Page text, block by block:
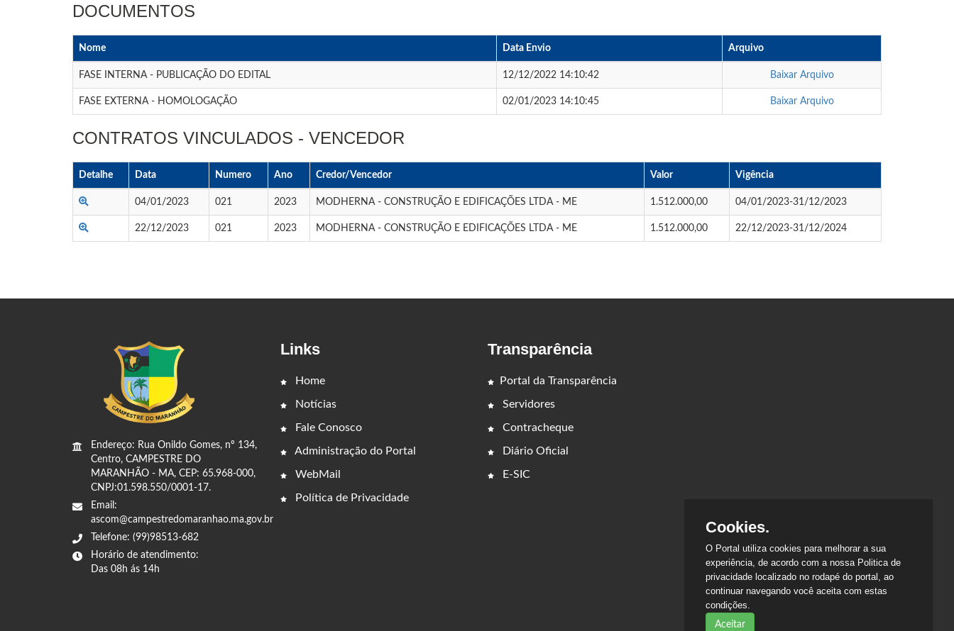
DOCUMENTOS
Nome Data Envio Arquivo
FASE INTERNA - PUBLICAÇÃO DO EDITAL 12/12/2022 14:10:42 Baixar Arquivo
FASE EXTERNA - HOMOLOGAÇÃO 02/01/2023 14:10:45 Baixar Arquivo
CONTRATOS VINCULADOS - VENCEDOR
Detalhe Data Numero Ano Credor/Vencedor Valor Vigência
04/01/2023 021 2023 MODHERNA - CONSTRUÇÃO E EDIFICAÇÕES LTDA - ME 1.512.000,00 04/01/2023-31/12/2023
22/12/2023 021 2023 MODHERNA - CONSTRUÇÃO E EDIFICAÇÕES LTDA - ME 1.512.000,00 22/12/2023-31/12/2024
Endereço: Rua Onildo Gomes, nº 134,
Centro, CAMPESTRE DO
MARANHÃO - MA, CEP: 65.968-000,
CNPJ:01.598.550/0001-17.
Email:
ascom@campestredomaranhao.ma.gov.br
Telefone: (99)98513-682
Horário de atendimento:
Das 08h ás 14h
Links
Home
Notícias
Fale Conosco
Administração do Portal
WebMail
Política de Privacidade
Transparência
Portal da Transparência
Servidores
Contracheque
Diário Oficial
E-SIC
Cookies.
O Portal utiliza cookies para melhorar a sua
experiência, de acordo com a nossa Politica de
privacidade localizado no rodapé do portal, ao
continuar navegando você aceita com estas
condições.
Aceitar